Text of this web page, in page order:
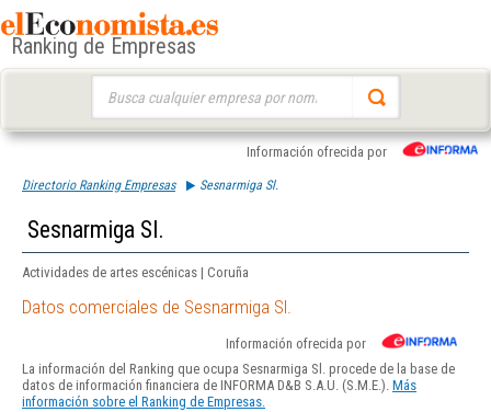
Ranking de Empresas
Información ofrecida por
Directorio Ranking Empresas Sesnarmiga Sl.
Sesnarmiga Sl.
Actividades de artes escénicas | Coruña
Datos comerciales de Sesnarmiga Sl.
Información ofrecida por
La información del Ranking que ocupa Sesnarmiga Sl. procede de la base de
datos de información financiera de INFORMA D&B S.A.U. (S.M.E.). Más
información sobre el Ranking de Empresas.